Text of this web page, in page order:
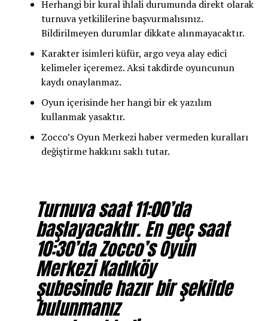
Herhangi bir kural ihlali durumunda direkt olarak
turnuva yetkililerine başvurmalısınız.
Bildirilmeyen durumlar dikkate alınmayacaktır.
Karakter isimleri küfür, argo veya alay edici
kelimeler içeremez. Aksi takdirde oyuncunun
kaydı onaylanmaz.
Oyun içerisinde her hangi bir ek yazılım
kullanmak yasaktır.
Zocco’s Oyun Merkezi haber vermeden kuralları
değiştirme hakkını saklı tutar.
Turnuva saat 11:00’da
başlayacaktır. En geç saat
10:30’da Zocco’s Oyun
Merkezi Kadıköy
şubesinde hazır bir şekilde
bulunmanız